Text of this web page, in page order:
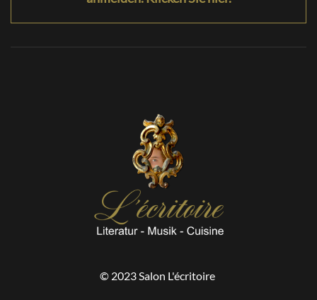
© 2023 Salon L'écritoire